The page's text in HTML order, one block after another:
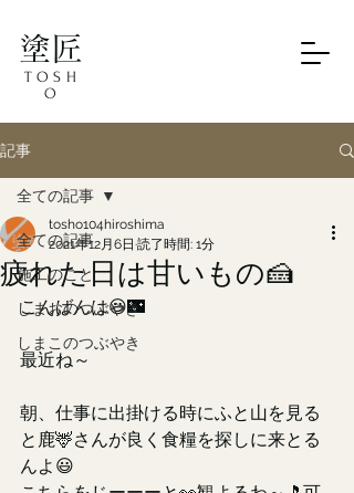
塗匠
TOSH
O
記事
全ての記事
施工のこと
しまおのつぶやき
しまこのつぶやき
全ての記事
疲れた日は甘いもの🍰
tosho104hiroshima
2021年12月6日 読了時間: 1分
こんばんは😃🌃
最近ね～
朝、仕事に出掛ける時にふと山を見る
と鹿🦌さんが良く食糧を探しに来とる
んよ😃